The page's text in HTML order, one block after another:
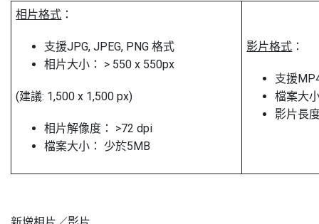
相片格式 ：
支援JPG, JPEG, PNG 格式
相片大小： > 550 x 550px
(建議: 1,500 x 1,500 px)
相片解像度： >72 dpi
檔案大小： 少於5MB
影片格式 ：
支援
檔案大
影片長